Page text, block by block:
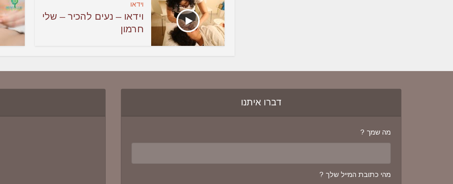
וידאו
וידאו – נעים להכיר – שלי
חרמון
דברו איתנו
מה שמך ?
מהי כתובת המייל שלך ?